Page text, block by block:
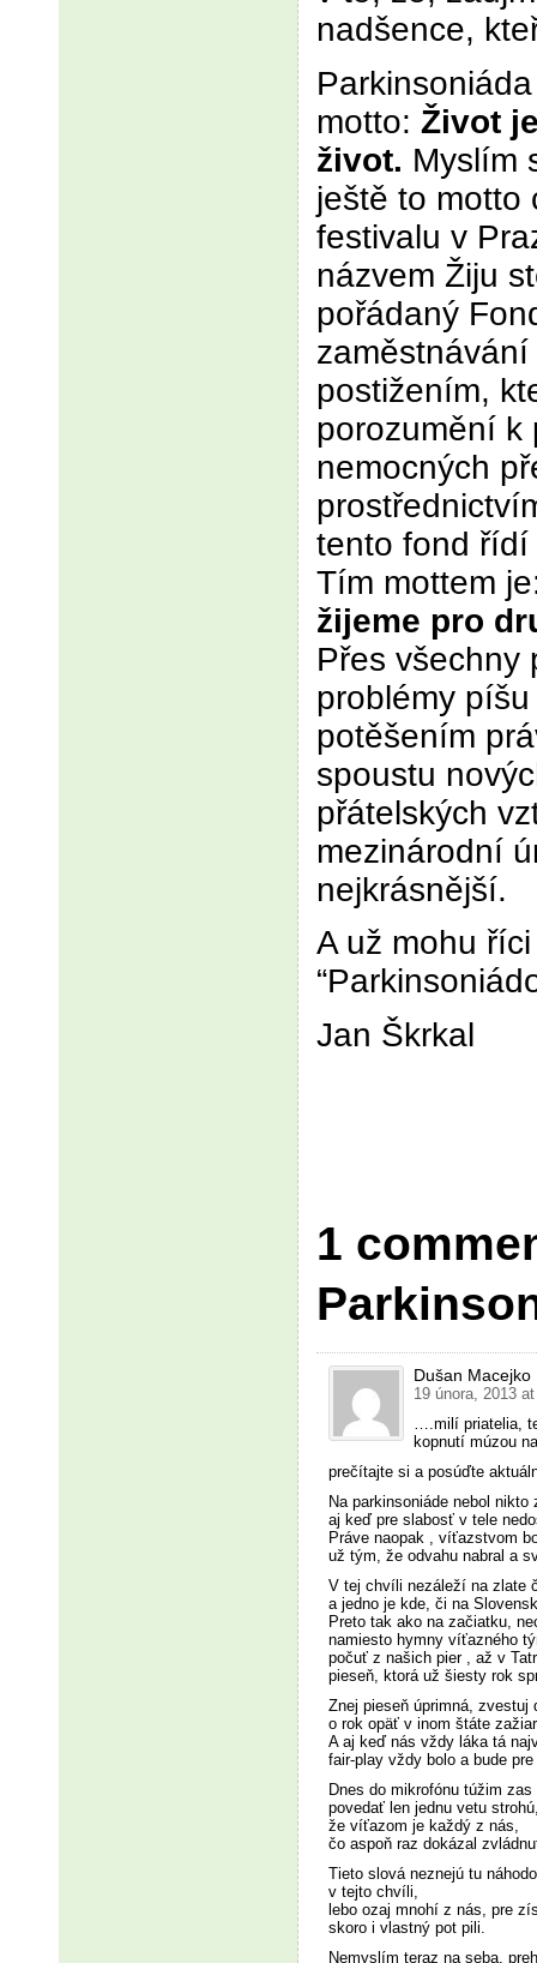
nadšence,
motto: Život
život. Myslím
ještě to motto
festivalu v
názvem Žiju
pořádaný
postižením,
porozumění k
nemocných
tento fond řídí
Tím mottem
žijeme pro
Přes všechny
problémy
potěšením
spoustu
přátelských
mezinárodní
nejkrásnější.
A už mohu
Jan Škrkal
1
Dušan Macejko
19 února, 2013
….milí priatelia,
kopnutí múzou
prečítajte si a posúďte
Na parkinsoniáde nebol
aj keď pre slabosť v tele
Práve naopak , víťazstvom
už tým, že odvahu nabral a
V tej chvíli nezáleží na zlate
a jedno je kde, či na
Preto tak ako na začiatku,
namiesto hymny víťazného
počuť z našich pier , až v
pieseň, ktorá už šiesty rok
Znej pieseň úprimná, zvestuj
o rok opäť v inom štáte
A aj keď nás vždy láka tá
fair-play vždy bolo a bude
Dnes do mikrofónu túžim zas
povedať len jednu vetu
že víťazom je každý z nás,
čo aspoň raz dokázal
Tieto slová neznejú tu
v tejto chvíli,
lebo ozaj mnohí z nás, pre
skoro i vlastný pot pili.
Nemyslím teraz na seba,